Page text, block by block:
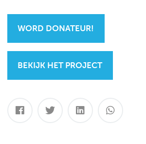
WORD DONATEUR!
BEKIJK HET PROJECT